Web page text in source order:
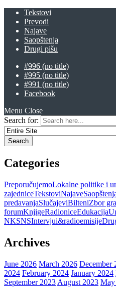
Tekstovi
Prevodi
Najave
Saopštenja
Drugi pišu
#996 (no title)
#995 (no title)
#991 (no title)
Facebook
Menu Close
Search for:
Categories
PreporučujemoLokalne politike i
zajedniceTekstoviNajave
predavanjaSlučajeviBilteniZbor
forumKnjigeRadioniceEdukacija
NKSNSIntervjui&radioemisije
Archives
June 2026 March 2026 December
2024 February 2024 January 2024
September 2023 August 2023